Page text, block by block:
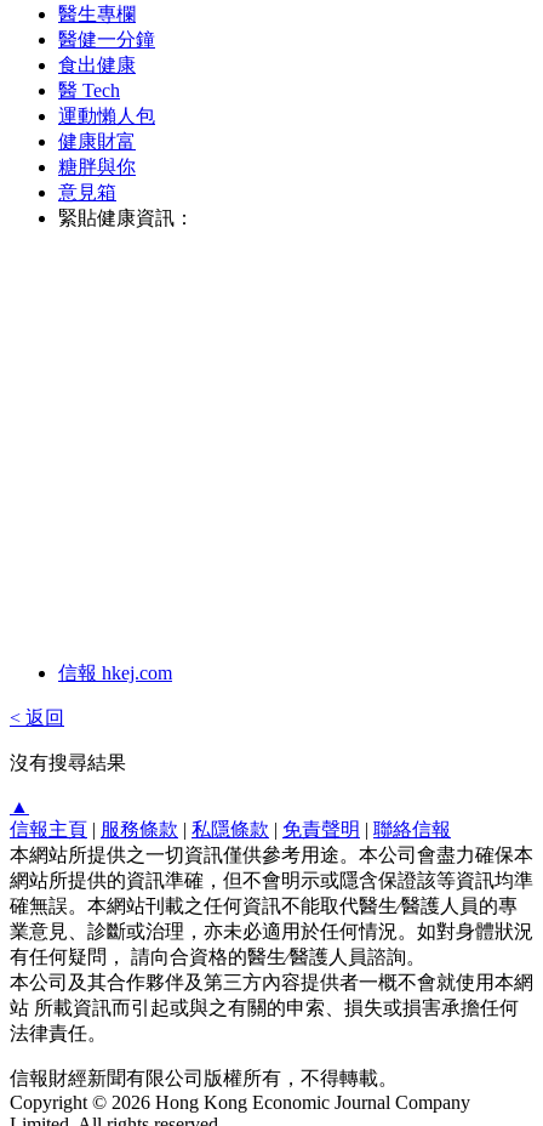
醫生專欄
醫健一分鐘
食出健康
醫 Tech
運動懶人包
健康財富
糖胖與你
意見箱
緊貼健康資訊：
信報 hkej.com
< 返回
沒有搜尋結果
▲
信報主頁 | 服務條款 | 私隱條款 | 免責聲明 | 聯絡信報
本網站所提供之一切資訊僅供參考用途。本公司會盡力確保本
網站所提供的資訊準確，但不會明示或隱含保證該等資訊均準
確無誤。本網站刊載之任何資訊不能取代醫生∕醫護人員的專
業意見、診斷或治理，亦未必適用於任何情況。如對身體狀況
有任何疑問， 請向合資格的醫生∕醫護人員諮詢。
本公司及其合作夥伴及第三方內容提供者一概不會就使用本網
站 所載資訊而引起或與之有關的申索、損失或損害承擔任何
法律責任。
信報財經新聞有限公司版權所有，不得轉載。
Copyright © 2026 Hong Kong Economic Journal Company